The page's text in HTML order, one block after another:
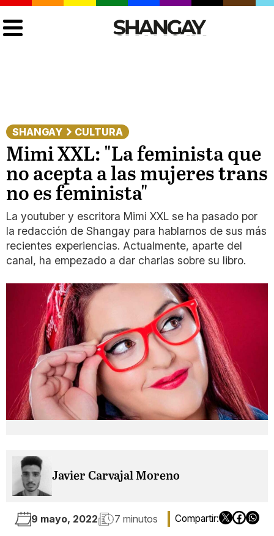
SHANGAY CULTURA
Mimi XXL: "La feminista que
no acepta a las mujeres trans
no es feminista"
La youtuber y escritora Mimi XXL se ha pasado por
la redacción de Shangay para hablarnos de sus más
recientes experiencias. Actualmente, aparte del
canal, ha empezado a dar charlas sobre su libro.
Javier Carvajal Moreno
9 mayo, 2022 7 minutos